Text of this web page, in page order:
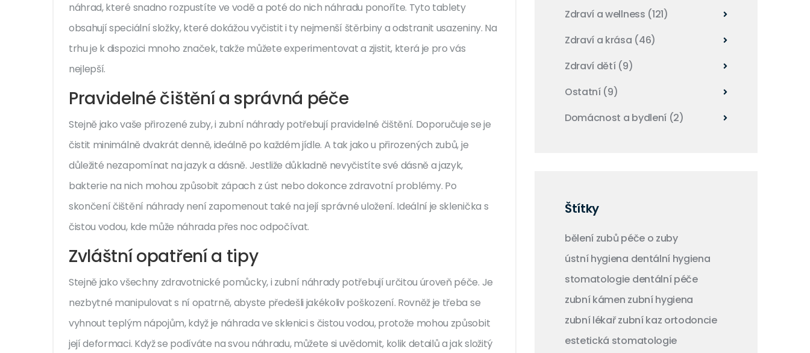
náhrad, které snadno rozpustíte ve vodě a poté do nich náhradu ponoříte. Tyto tablety
obsahují speciální složky, které dokážou vyčistit i ty nejmenší štěrbiny a odstranit usazeniny. Na
trhu je k dispozici mnoho značek, takže můžete experimentovat a zjistit, která je pro vás
nejlepší.
Pravidelné čištění a správná péče
Stejně jako vaše přirozené zuby, i zubní náhrady potřebují pravidelné čištění. Doporučuje se je
čistit minimálně dvakrát denně, ideálně po každém jídle. A tak jako u přirozených zubů, je
důležité nezapomínat na jazyk a dásně. Jestliže důkladně nevyčistíte své dásně a jazyk,
bakterie na nich mohou způsobit zápach z úst nebo dokonce zdravotní problémy. Po
skončení čištění náhrady není zapomenout také na její správné uložení. Ideální je sklenička s
čistou vodou, kde může náhrada přes noc odpočívat.
Zvláštní opatření a tipy
Stejně jako všechny zdravotnické pomůcky, i zubní náhrady potřebují určitou úroveň péče. Je
nezbytné manipulovat s ní opatrně, abyste předešli jakékoliv poškození. Rovněž je třeba se
vyhnout teplým nápojům, když je náhrada ve sklenici s čistou vodou, protože mohou způsobit
její deformaci. Když se podíváte na svou náhradu, můžete si uvědomit, kolik detailů a jak složitý
Zdraví a wellness (121)
Zdraví a krása (46)
Zdraví dětí (9)
Ostatní (9)
Domácnost a bydlení (2)
Štítky
bělení zubů péče o zuby
ústní hygiena dentální hygiena
stomatologie dentální péče
zubní kámen zubní hygiena
zubní lékařzubní kaz ortodoncie
estetická stomatologie